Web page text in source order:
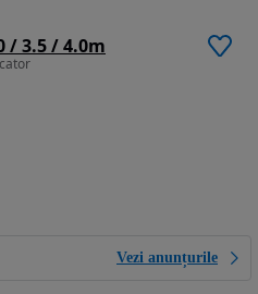
/ 3.5 / 4.0m
Vezi anunțurile